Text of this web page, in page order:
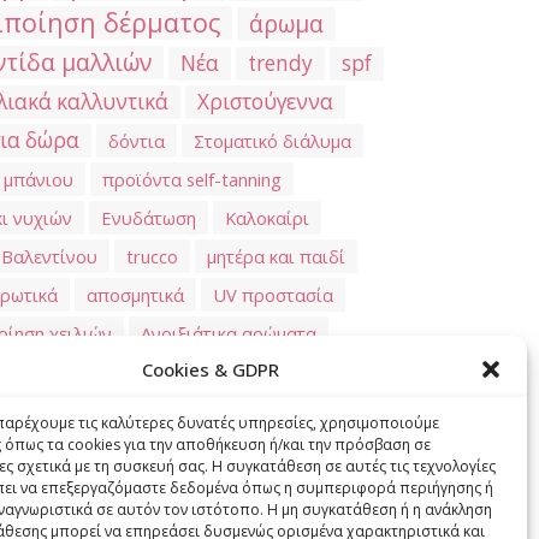
Cookies & GDPR
τις καλύτερες δυνατές υπηρεσίες, χρησιμοποιούμε
όπως τα cookies για την αποθήκευση ή/και την πρόσβαση σε
σχετικά με τη συσκευή σας. Η συγκατάθεση σε αυτές τις τεχνολογίες
να επεξεργαζόμαστε δεδομένα όπως η συμπεριφορά περιήγησης ή
σε αυτόν τον ιστότοπο. Η μη συγκατάθεση ή η ανάκληση
μπορεί να επηρεάσει δυσμενώς ορισμένα χαρακτηριστικά και
δέρματος
άρωμα
μαλλιών
Νέα trendy
spf
καλλυντικά
Χριστούγεννα
δώρα
δόντια
Στοματικό διάλυμα
προϊόντα self-tanning
νυχιών
Ενυδάτωση
Καλοκαίρι
trucco
μητέρα και παιδί
αποσμητικά
UV προστασία
χειλιών
Ανοιξιάτικα αρώματα
αρωματικό κερί
μητέρας και παιδιού
στοματική κοιλότητα
αρωμάτων μαλλιά ξηρό σαμπουάν Οδοντόκρεμα
των δοντιών στοματική υγιεινή χαλάρωση wellness